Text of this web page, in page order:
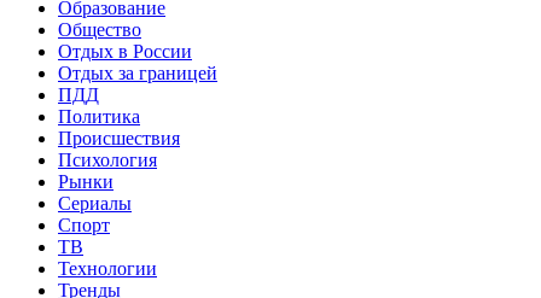
Образование
Общество
Отдых в России
Отдых за границей
ПДД
Политика
Происшествия
Психология
Рынки
Сериалы
Спорт
ТВ
Технологии
Тренды